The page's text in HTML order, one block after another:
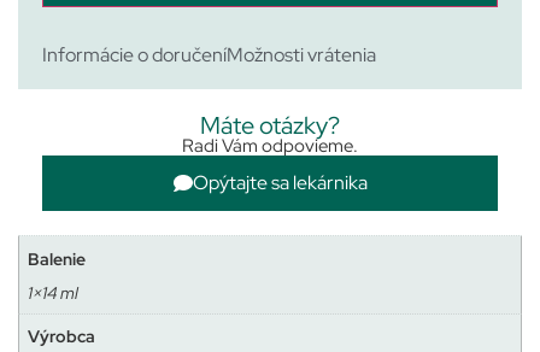
Informácie o doručeníMožnosti vrátenia
Máte otázky?
Radi Vám odpovieme.
Opýtajte sa lekárnika
Balenie
1×14 ml
Výrobca